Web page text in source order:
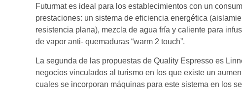
Futurmat es ideal para los establecimientos con un
prestaciones: un sistema de eficiencia energética
resistencia plana), mezcla de agua fría y caliente para
de vapor anti- quemaduras “warm 2 touch”.
La segunda de las propuestas de Quality Espresso es
negocios vinculados al turismo en los que existe un
cuales se incorporan máquinas para este sistema en los